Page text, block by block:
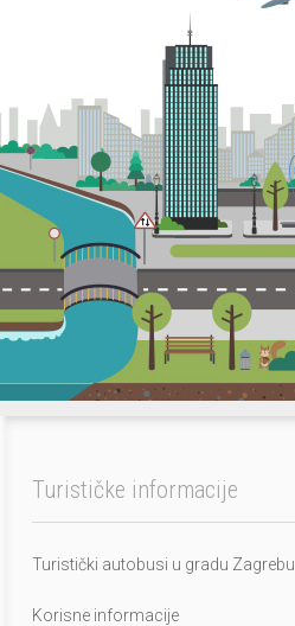
Turističke informacije
Turistički autobusi u gradu Zagrebu
Korisne informacije